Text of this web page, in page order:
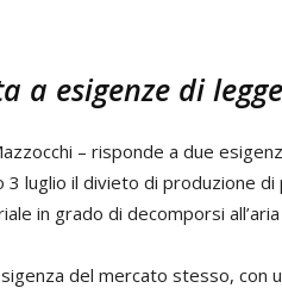
a esigenze di
– risponde a due
luglio il divieto di produzione
in grado di decomporsi
del mercato stesso, con